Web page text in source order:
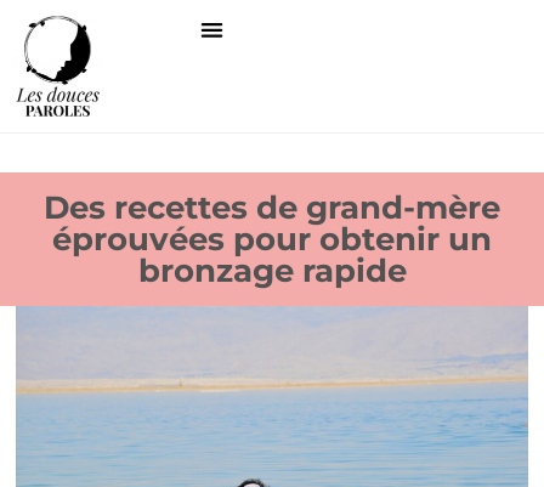
Des recettes de grand-mère
éprouvées pour obtenir un
bronzage rapide